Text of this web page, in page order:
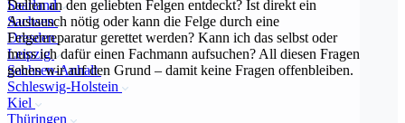
Saarland
Sachsen
Dresden
Leipzig
Sachsen-Anhalt
Schleswig-Holstein
Kiel
Thüringen
Dellen an den geliebten Felgen entdeckt? Ist direkt ein
Austausch nötig oder kann die Felge durch eine
Felgenreparatur gerettet werden? Kann ich das selbst oder
muss ich dafür einen Fachmann aufsuchen? All diesen Fragen
gehen wir auf den Grund – damit keine Fragen offenbleiben.